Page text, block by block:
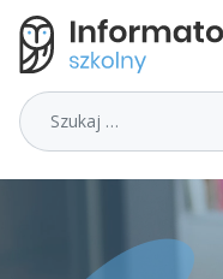
Szukaj